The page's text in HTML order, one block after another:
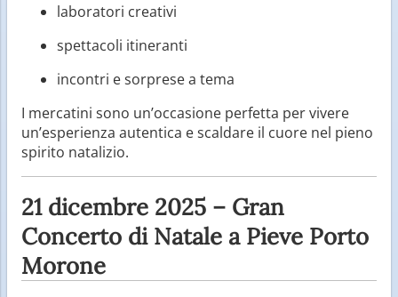
laboratori creativi
spettacoli itineranti
incontri e sorprese a tema
I mercatini sono un’occasione perfetta per vivere
un’esperienza autentica e scaldare il cuore nel pieno
spirito natalizio.
21 dicembre 2025 – Gran
Concerto di Natale a Pieve Porto
Morone